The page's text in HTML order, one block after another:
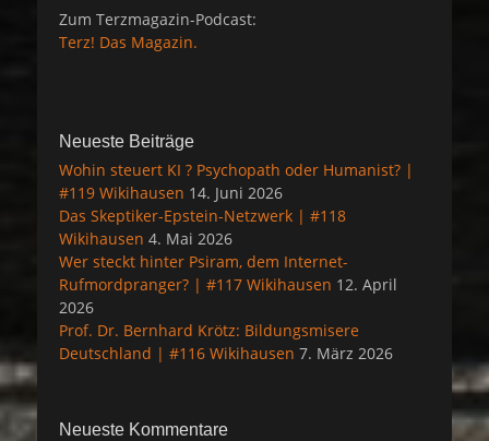
Zum Terzmagazin-Podcast:
Terz! Das Magazin.
Neueste Beiträge
Wohin steuert KI ? Psychopath oder Humanist? |
#119 Wikihausen 14. Juni 2026
Das Skeptiker-Epstein-Netzwerk | #118
Wikihausen 4. Mai 2026
Wer steckt hinter Psiram, dem Internet-
Rufmordpranger? | #117 Wikihausen 12. April
2026
Prof. Dr. Bernhard Krötz: Bildungsmisere
Deutschland | #116 Wikihausen 7. März 2026
Neueste Kommentare